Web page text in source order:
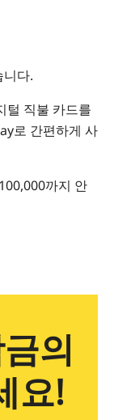
다.
털 직불 카드를
로 간편하게 사
까지 안
의
요!